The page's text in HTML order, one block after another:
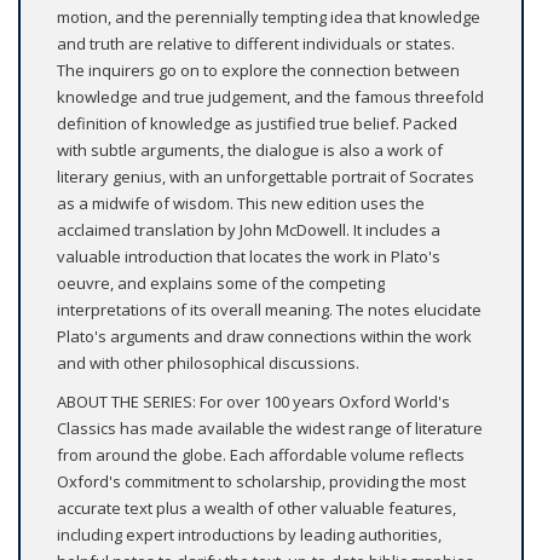
motion, and the perennially tempting idea that knowledge
and truth are relative to different individuals or states.
The inquirers go on to explore the connection between
knowledge and true judgement, and the famous threefold
definition of knowledge as justified true belief. Packed
with subtle arguments, the dialogue is also a work of
literary genius, with an unforgettable portrait of Socrates
as a midwife of wisdom. This new edition uses the
acclaimed translation by John McDowell. It includes a
valuable introduction that locates the work in Plato's
oeuvre, and explains some of the competing
interpretations of its overall meaning. The notes elucidate
Plato's arguments and draw connections within the work
and with other philosophical discussions.
ABOUT THE SERIES: For over 100 years Oxford World's
Classics has made available the widest range of literature
from around the globe. Each affordable volume reflects
Oxford's commitment to scholarship, providing the most
accurate text plus a wealth of other valuable features,
including expert introductions by leading authorities,